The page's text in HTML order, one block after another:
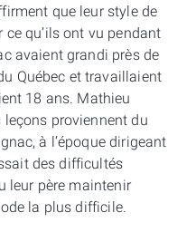
que leur style de
qu’ils ont vu pendant
avaient grandi près de
Québec et travaillaient
18 ans. Mathieu
proviennent du
à l’époque dirigeant
des difficultés
leur père maintenir
la plus difficile.